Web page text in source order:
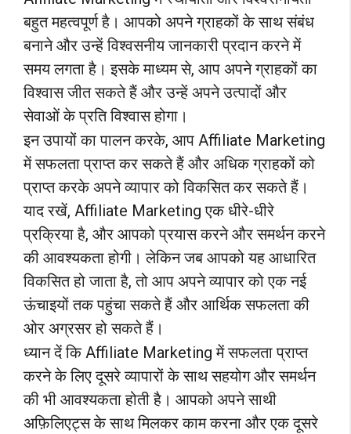
बहुत महत्वपूर्ण है। आपको अपने ग्राहकों के साथ संबंध
बनाने और उन्हें विश्वसनीय जानकारी प्रदान करने में
समय लगता है। इसके माध्यम से, आप अपने ग्राहकों का
विश्वास जीत सकते हैं और उन्हें अपने उत्पादों और
सेवाओं के प्रति विश्वास होगा।
इन उपायों का पालन करके, आप Affiliate Marketing
में सफलता प्राप्त कर सकते हैं और अधिक ग्राहकों को
प्राप्त करके अपने व्यापार को विकसित कर सकते हैं।
याद रखें, Affiliate Marketing एक धीरे-धीरे
प्रक्रिया है, और आपको प्रयास करने और समर्थन करने
की आवश्यकता होगी। लेकिन जब आपको यह आधारित
विकसित हो जाता है, तो आप अपने व्यापार को एक नई
ऊंचाइयों तक पहुंचा सकते हैं और आर्थिक सफलता की
ओर अग्रसर हो सकते हैं।
ध्यान दें कि Affiliate Marketing में सफलता प्राप्त
करने के लिए दूसरे व्यापारों के साथ सहयोग और समर्थन
की भी आवश्यकता होती है। आपको अपने साथी
अफ़िलिएट्स के साथ मिलकर काम करना और एक दूसरे